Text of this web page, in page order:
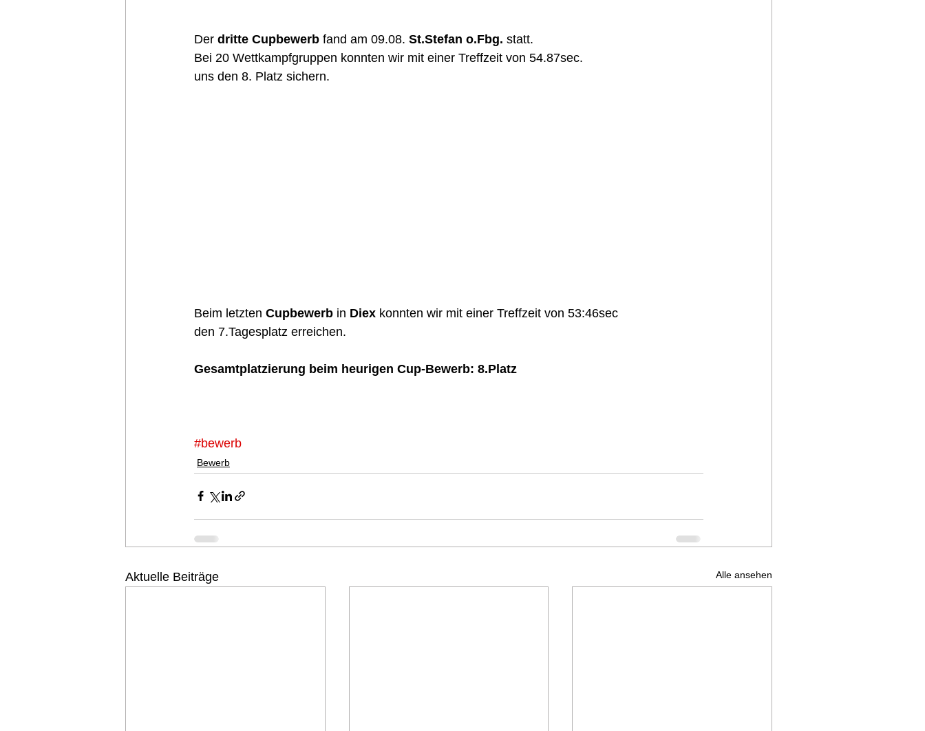
Der dritte Cupbewerb fand am 09.08. St.Stefan o.Fbg. statt.
Bei 20 Wettkampfgruppen konnten wir mit einer Treffzeit von 54.87sec.
uns den 8. Platz sichern.
Beim letzten Cupbewerb in Diex konnten wir mit einer Treffzeit von 53:46sec
den 7.Tagesplatz erreichen.
Gesamtplatzierung beim heurigen Cup-Bewerb: 8.Platz
#bewerb
Bewerb
Aktuelle Beiträge Alle ansehen